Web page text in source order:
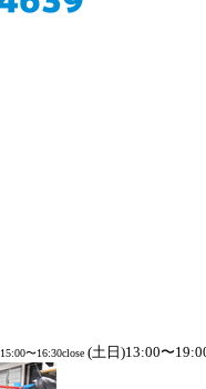
〜16:30close (土日)13:00〜